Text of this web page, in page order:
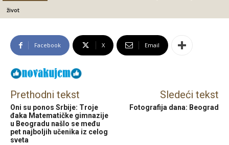
život
Facebook X Email
Prethodni tekst
Oni su ponos Srbije: Troje
đaka Matematičke gimnazije
u Beogradu našlo se među
pet najboljih učenika iz celog
sveta
Sledeći tekst
Fotografija dana: Beograd